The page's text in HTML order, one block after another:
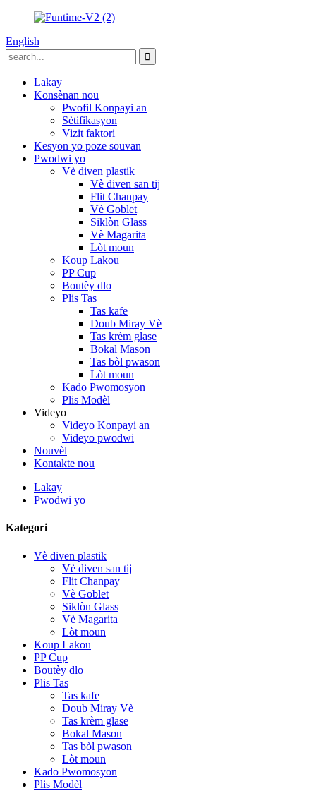
English
Lakay
Konsènan nou
Pwofil Konpayi an
Sètifikasyon
Vizit faktori
Kesyon yo poze souvan
Pwodwi yo
Vè diven plastik
Vè diven san tij
Flit Chanpay
Vè Goblet
Siklòn Glass
Vè Magarita
Lòt moun
Koup Lakou
PP Cup
Boutèy dlo
Plis Tas
Tas kafe
Doub Miray Vè
Tas krèm glase
Bokal Mason
Tas bòl pwason
Lòt moun
Kado Pwomosyon
Plis Modèl
Videyo
Videyo Konpayi an
Videyo pwodwi
Nouvèl
Kontakte nou
Lakay
Pwodwi yo
Kategori
Vè diven plastik
Vè diven san tij
Flit Chanpay
Vè Goblet
Siklòn Glass
Vè Magarita
Lòt moun
Koup Lakou
PP Cup
Boutèy dlo
Plis Tas
Tas kafe
Doub Miray Vè
Tas krèm glase
Bokal Mason
Tas bòl pwason
Lòt moun
Kado Pwomosyon
Plis Modèl